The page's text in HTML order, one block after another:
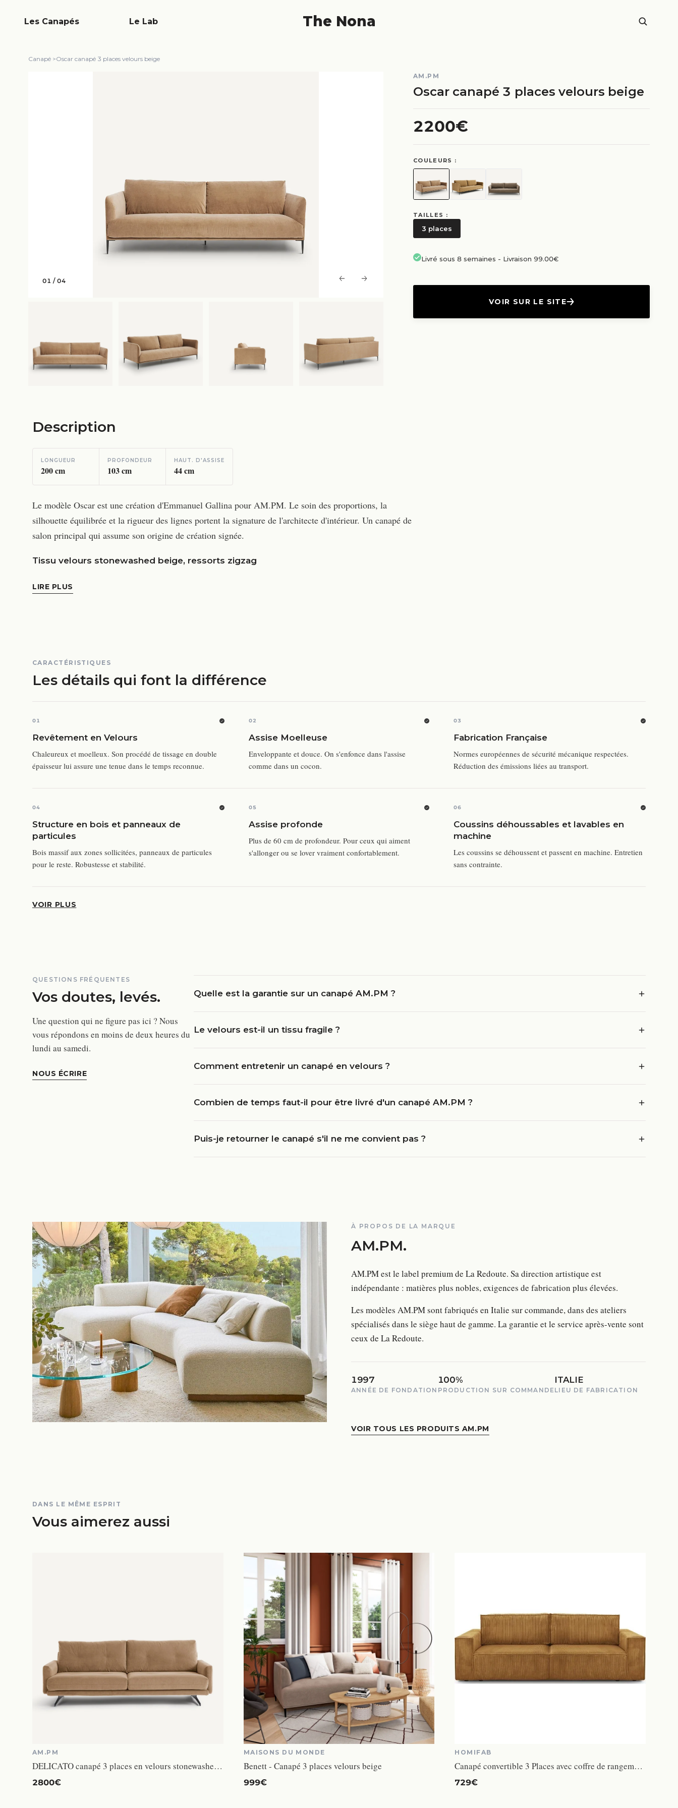
The Nona
Les Canapés Le Lab
Canapé >Oscar canapé 3 places velours beige
01 /04
AM.PM
Oscar canapé 3 places velours beige
2200€
COULEURS :
TAILLES :
3 places
Livré sous 8 semaines - Livraison 99.00€
VOIR SUR LE SITE
Description
LONGUEUR
200cm
PROFONDEUR
103cm
HAUT. D'ASSISE
44cm
Le modèle Oscar est une création d'Emmanuel Gallina pour AM.PM. Le soin des proportions, la
silhouette équilibrée et la rigueur des lignes portent la signature de l'architecte d'intérieur. Un canapé de
salon principal qui assume son origine de création signée.
Tissu velours stonewashed beige, ressorts zigzag
LIRE PLUS
CARACTÉRISTIQUES
Les détails qui font la différence
01
Revêtement en Velours
Chaleureux et moelleux. Son procédé de tissage en double
épaisseur lui assure une tenue dans le temps reconnue.
02
Assise Moelleuse
Enveloppante et douce. On s'enfonce dans l'assise
comme dans un cocon.
03
Fabrication Française
Normes européennes de sécurité mécanique respectées.
Réduction des émissions liées au transport.
04
Structure en bois et panneaux de
particules
Bois massif aux zones sollicitées, panneaux de particules
pour le reste. Robustesse et stabilité.
05
Assise profonde
Plus de 60 cm de profondeur. Pour ceux qui aiment
s'allonger ou se lover vraiment confortablement.
06
Coussins déhoussables et lavables en
machine
Les coussins se déhoussent et passent en machine. Entretien
sans contrainte.
VOIR PLUS
QUESTIONS FRÉQUENTES
Vos doutes, levés.
Une question qui ne figure pas ici ? Nous
vous répondons en moins de deux heures du
lundi au samedi.
NOUS ÉCRIRE
Quelle est la garantie sur un canapé AM.PM ?
Le velours est-il un tissu fragile ?
Comment entretenir un canapé en velours ?
Combien de temps faut-il pour être livré d'un canapé AM.PM ?
Puis-je retourner le canapé s'il ne me convient pas ?
À PROPOS DE LA MARQUE
AM.PM.
AM.PM est le label premium de La Redoute. Sa direction artistique est
indépendante : matières plus nobles, exigences de fabrication plus élevées.
Les modèles AM.PM sont fabriqués en Italie sur commande, dans des ateliers
spécialisés dans le siège haut de gamme. La garantie et le service après-vente sont
ceux de La Redoute.
1997
ANNÉE DE FONDATION
100%
PRODUCTION SUR COMMANDE
ITALIE
LIEU DE FABRICATION
VOIR TOUS LES PRODUITS AM.PM
DANS LE MÊME ESPRIT
Vous aimerez aussi
AM.PM
DELICATO canapé 3 places en velours stonewashed beige
2800€
MAISONS DU MONDE
Benett - Canapé 3 places velours beige
999€
HOMIFAB
Canapé convertible 3 Places avec coffre de rangement en velours côtelé jaune moutarde - Harper
729€